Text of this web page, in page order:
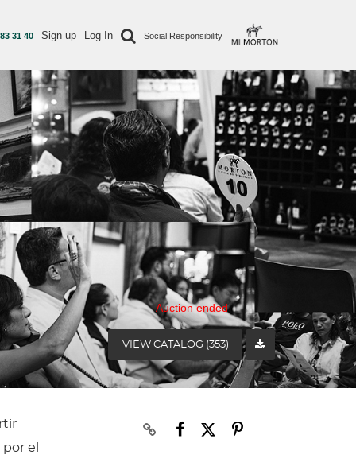
31 40 Sign up Log In Social Responsibility
Auction ended
VIEW CATALOG (353)
el